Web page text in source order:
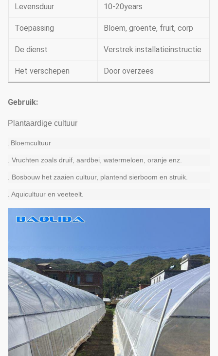
Levensduur 10-20years
Toepassing Bloem, groente, fruit, corp
De dienst Verstrek installatieinstructie
Het verschepen Door overzees
Gebruik:
Plantaardige cultuur
. Bloemcultuur
. Vruchten zoals druif, aardbei, watermeloen, oranje enz.
. Bosbouw het zaaien cultuur, plantend sierboom en struik.
. Aquicultuur en veeteelt.